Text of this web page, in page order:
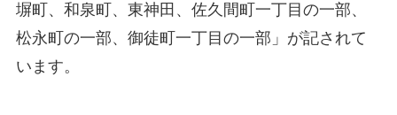
塀町、和泉町、東神田、佐久間町一丁目の一部、
松永町の一部、御徒町一丁目の一部」が記されて
います。